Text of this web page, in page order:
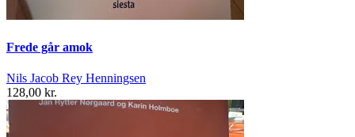
Frede går amok
Nils Jacob Rey Henningsen
128,00 kr.